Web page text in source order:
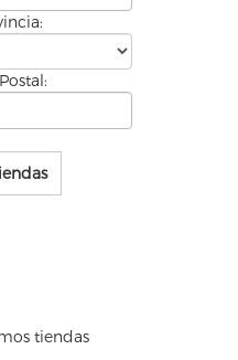
tiendas